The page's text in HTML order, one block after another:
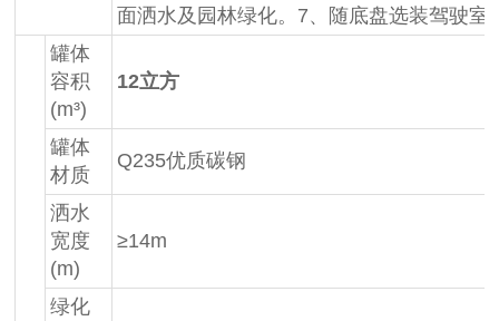
面洒水及园林绿化。7、随底盘选装驾驶室
罐体
容积
(m³)
12立方
罐体
材质
Q235优质碳钢
洒水
宽度
(m)
≥14m
绿化